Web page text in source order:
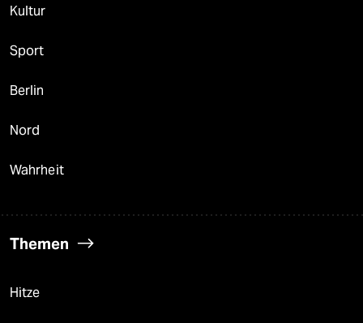
Kultur
Sport
Berlin
Nord
Wahrheit
Themen
Hitze